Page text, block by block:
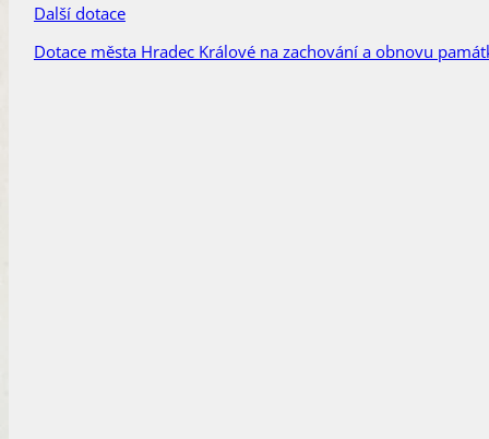
Další dotace
Dotace města Hradec Králové na zachování a obnovu